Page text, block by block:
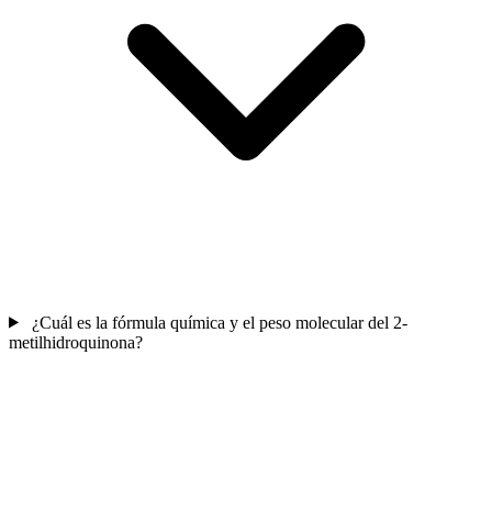
¿Cuál es la fórmula química y el peso molecular del 2-
metilhidroquinona?